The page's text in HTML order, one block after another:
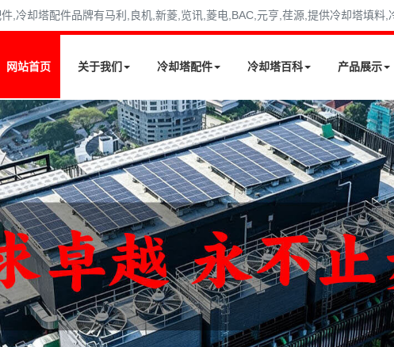
,冷却塔配件品牌有马利,良机,新菱,览讯,菱电,BAC,元亨,荏源,提供冷却塔填料,
网站首页 关于我们 冷却塔配件 冷却塔百科 产品展示